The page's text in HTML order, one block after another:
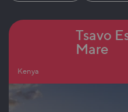
Kenya
Tsavo
Mare